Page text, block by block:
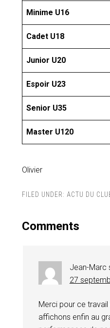
Minime U16
Cadet U18
Junior U20
Espoir U23
Senior U35
Master U120
Olivier
FILED UNDER: ACTU DU
Comments
Jean-Marc
27
Merci pour ce
affichons enfin au